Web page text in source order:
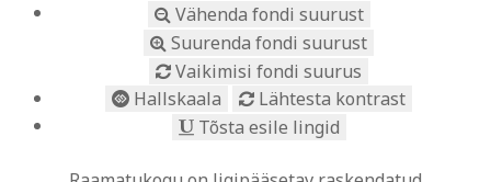
Vähenda fondi suurust
Suurenda fondi suurust
Vaikimisi fondi suurus
Hallskaala
Lähtesta kontrast
Tõsta esile lingid